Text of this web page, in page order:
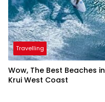
Travelling
Wow, The Best Beaches in
Krui West Coast